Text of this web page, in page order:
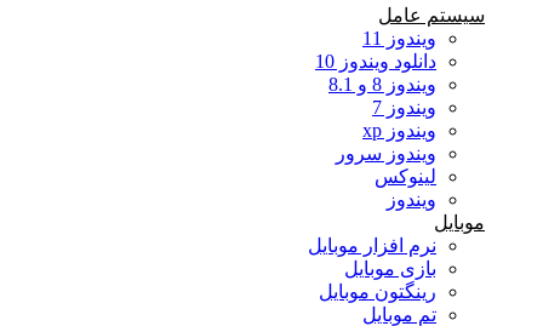
سیستم عامل
ویندوز 11
دانلود ویندوز 10
ویندوز 8 و 8.1
ویندوز 7
ویندوز xp
ویندوز سرور
لینوکس
ویندوز
موبایل
نرم افزار موبایل
بازی موبایل
رینگتون موبایل
تم موبایل